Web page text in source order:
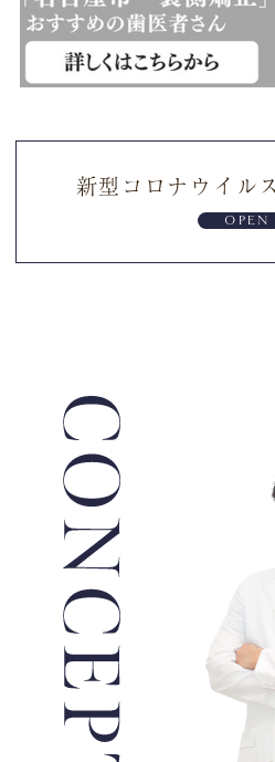
新型コロナウイル